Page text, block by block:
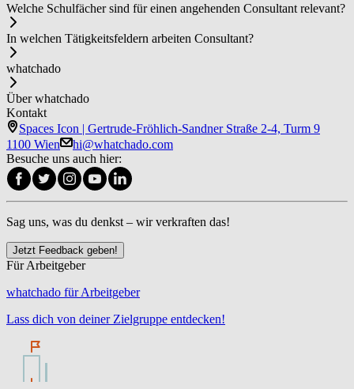
Welche Schulfächer sind für einen angehenden Con­sul­tant relevant?
In welchen Tätigkeitsfeldern arbeiten Con­sul­tant?
whatchado
Über whatchado
Kontakt
Spaces Icon | Gertrude-Fröhlich-Sandner Straße 2-4, Turm 9
1100 Wien
hi@whatchado.com
Besuche uns auch hier:
Sag uns, was du denkst – wir verkraften das!
Jetzt Feedback geben!
Für Arbeitgeber
whatchado für Arbeitgeber
Lass dich von deiner Zielgruppe entdecken!